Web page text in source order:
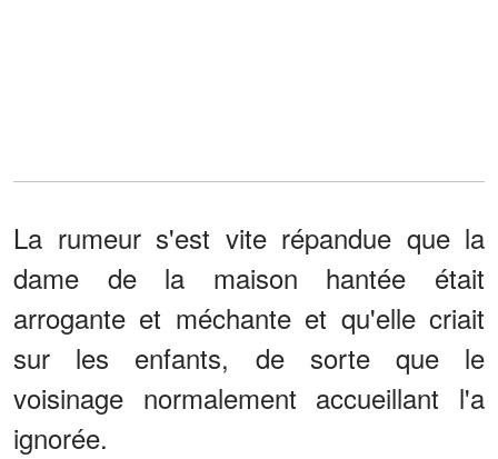
La rumeur s'est vite répandue que la
dame de la maison hantée était
arrogante et méchante et qu'elle criait
sur les enfants, de sorte que le
voisinage normalement accueillant l'a
ignorée.